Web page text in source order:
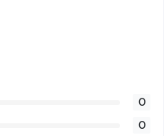
0
0